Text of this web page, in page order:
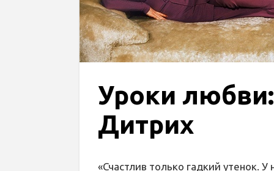
Уроки
Дитрих
«Счастлив только гадкий утенок.